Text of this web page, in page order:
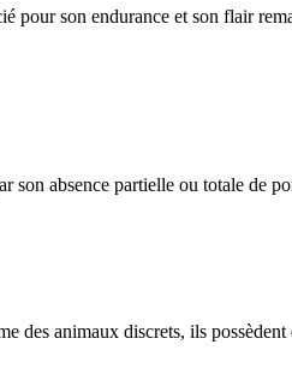
pour son endurance et son flair
absence partielle ou totale de
animaux discrets, ils possèdent